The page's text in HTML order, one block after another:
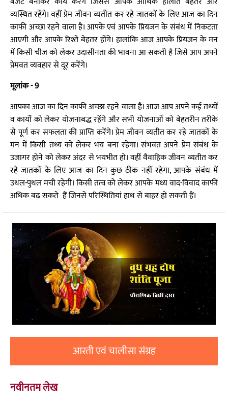
व्यस्थित रहेंगे। वहीं प्रेम जीवन व्यतीत कर रहे जातकों के लिए आज का दिन
काफी अच्छा रहने वाला है। आपके एवं आपके प्रियजन के संबंध में निकटता
आएगी और आपके रिश्ते बेहतर होंगे। हालांकि आज आपके प्रियजन के मन
में किसी चीज को लेकर उदासीनता की भावना आ सकती है जिसे आप अपने
प्रेमवत व्यवहार से दूर करेंगे।
मूलांक - 9
आपका आज का दिन काफी अच्छा रहने वाला है। आज आप अपने कई तथ्यों
व कार्यों को लेकर योजनाबद्ध रहेंगे और सभी योजनाओं को बेहतरीन तरीके
से पूर्ण कर सफलता की प्राप्ति करेंगे। प्रेम जीवन व्यतीत कर रहे जातकों के
मन में किसी तथ्य को लेकर भय बना रहेगा। संभवत अपने प्रेम संबंध के
उजागर होने को लेकर अंदर से भयभीत हो। वहीं वैवाहिक जीवन व्यतीत कर
रहे जातकों के लिए आज का दिन कुछ ठीक नहीं रहेगा, आपके संबंध में
उथल-पुथल मची रहेगी। किसी तत्व को लेकर आपके मध्य वाद-विवाद काफी
अधिक बढ़ सकते हैं जिनसे परिस्थितियां हाथ से बाहर हो सकती हैं।
आरती एवं चालीसा संग्रह
नवीनतम लेख